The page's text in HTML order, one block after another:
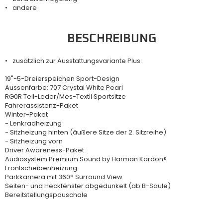
andere
BESCHREIBUNG
zusätzlich zur Ausstattungsvariante Plus:
19"-5-Dreierspeichen Sport-Design
Aussenfarbe: 707 Crystal White Pearl
RG0R Teil-Leder/Mes-Textil Sportsitze
Fahrerassistenz-Paket
Winter-Paket
- Lenkradheizung
- Sitzheizung hinten (äußere Sitze der 2. Sitzreihe)
- Sitzheizung vorn
Driver Awareness-Paket
Audiosystem Premium Sound by Harman Kardon®
Frontscheibenheizung
Parkkamera mit 360° Surround View
Seiten- und Heckfenster abgedunkelt (ab B-Säule)
Bereitstellungspauschale